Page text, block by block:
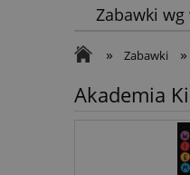
Zabawki wg
» Zabawki »
Akademia